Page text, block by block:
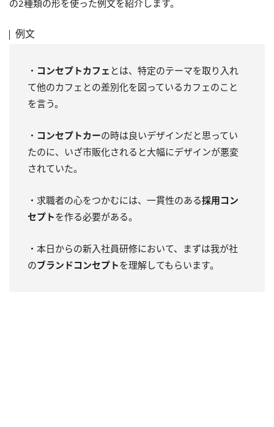
の2種類の形を使った例文を紹介します。
例文
・ コンセプトカフェ とは、特定のテーマを取り入れ
て他のカフェとの差別化を図っているカフェのこと
を言う。
・ コンセプトカーの時は良いデザインだと思ってい
たのに、いざ市販化されると大幅にデザインが悪変
されていた。
・求職者の心をつかむには、一貫性のある採用コン
セプトを作る必要がある。
・本日からの新入社員研修において、まずは我が社
のブランドコンセプトを理解してもらいます。